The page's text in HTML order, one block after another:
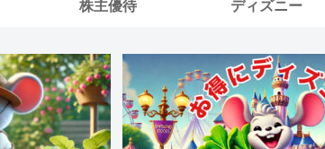
株主優待 ディズニー